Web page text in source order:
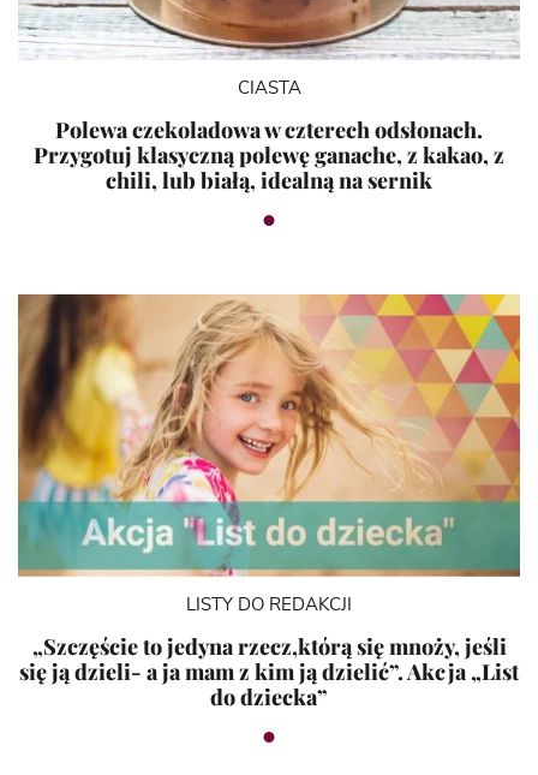
CIASTA
Polewa czekoladowa w czterech odsłonach.
Przygotuj klasyczną polewę ganache, z kakao, z
chili, lub białą, idealną na sernik
LISTY DO REDAKCJI
„Szczęście to jedyna rzecz,którą się mnoży, jeśli
się ją dzieli- a ja mam z kim ją dzielić”. Akcja „List
do dziecka”